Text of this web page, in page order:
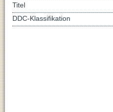
Titel
DDC-Klassifikation